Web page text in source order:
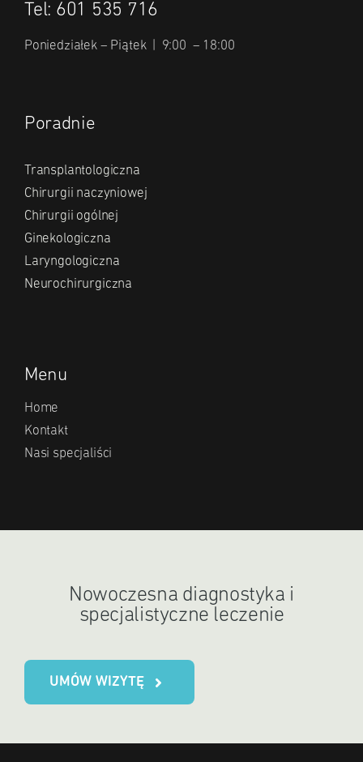
Tel: 601 535 716
Poniedziałek – Piątek | 9:00 – 18:00
Poradnie
Transplantologiczna
Chirurgii naczyniowej
Chirurgii ogólnej
Ginekologiczna
Laryngologiczna
Neurochirurgiczna
Menu
Home
Kontakt
Nasi specjaliści
Nowoczesna diagnostyka i
specjalistyczne leczenie
UMÓW WIZYTĘ